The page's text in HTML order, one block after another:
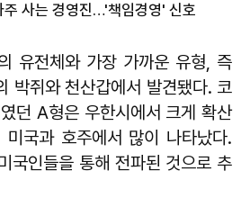
주 사는 경영진…'책임경영' 신호
유전체와 가장 가까운 유형, 즉
박쥐와 천산갑에서 발견됐다. 코
던 A형은 우한시에서 크게 확산
국과 호주에서 많이 나타났다.
국인들을 통해 전파된 것으로 추